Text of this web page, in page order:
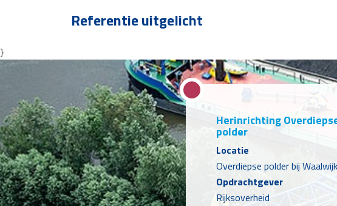
Referentie uitgelicht
}
Herinrichting
polder
Locatie
Overdiepse polder bij Waalwijk
Opdrachtgever
Rijksoverheid